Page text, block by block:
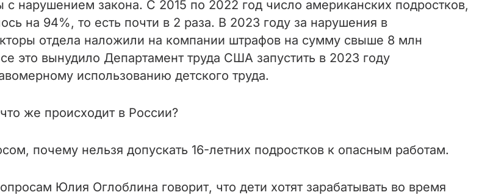
нарушением закона. С 2015 по 2022 год число американских подростков,
на 94%, то есть почти в 2 раза. В 2023 году за нарушения в
отдела наложили на компании штрафов на сумму свыше 8 млн
это вынудило Департамент труда США запустить в 2023 году
использованию детского труда.
же происходит в России?
почему нельзя допускать 16-летних подростков к опасным работам.
Юлия Оглоблина говорит, что дети хотят зарабатывать во время